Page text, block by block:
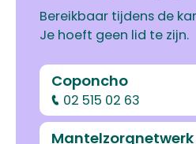
Bereikbaar tijdens de
Je hoeft geen lid te zijn.
Coponcho
02 515 02 63
Mantelzorgnetwerk